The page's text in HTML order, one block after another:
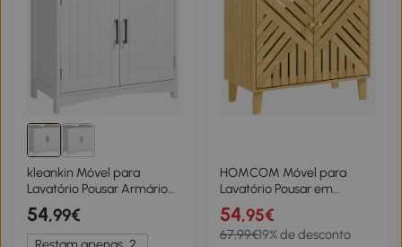
kleankin Móvel para
Lavatório Pousar Armário
para Casa de Banho de
Madeira com 2 Portas e
Prateleira Interior Ajustável
54,99€
HOMCOM Móvel para
Lavatório Pousar em
Bambu com Portas Ripadas
Armário de Casa de Banho
para Lavatório sem
54,95€
67,99€19% de desconto